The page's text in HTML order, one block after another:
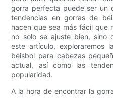
gorra perfecta puede ser un
tendencias en gorras de
hacen que sea más fácil que
no solo se ajuste bien, sino
este artículo, exploraremos
béisbol para cabezas
actual, así como las
popularidad.
A la hora de encontrar la